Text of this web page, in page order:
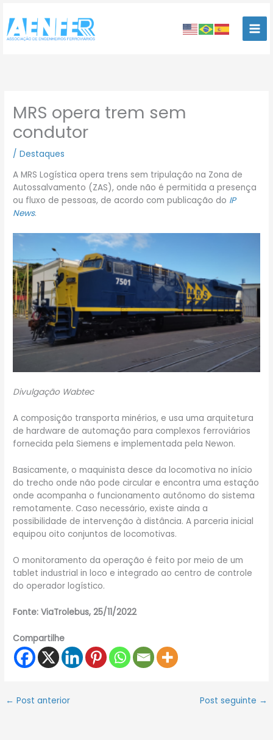
para
conteúdo
MRS opera trem sem
condutor
/Destaques
A MRS Logística opera trens sem tripulação na Zona de
Autossalvamento (ZAS), onde não é permitida a presença
ou fluxo de pessoas, de acordo com publicação do IP
News.
Divulgação Wabtec
A composição transporta minérios, e usa uma arquitetura
de hardware de automação para complexos ferroviários
fornecida pela Siemens e implementada pela Newon.
Basicamente, o maquinista desce da locomotiva no início
do trecho onde não pode circular e encontra uma estação
onde acompanha o funcionamento autônomo do sistema
remotamente. Caso necessário, existe ainda a
possibilidade de intervenção à distância. A parceria inicial
equipou oito conjuntos de locomotivas.
O monitoramento da operação é feito por meio de um
tablet industrial in loco e integrado ao centro de controle
do operador logístico.
Fonte: ViaTrolebus, 25/11/2022
Compartilhe
← Post anterior Post seguinte →